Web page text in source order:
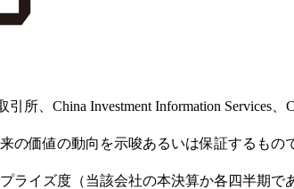
、China Investment Information Services、
の価値の動向を示唆あるいは保証するもの
ライズ度（当該会社の本決算か各四半期で